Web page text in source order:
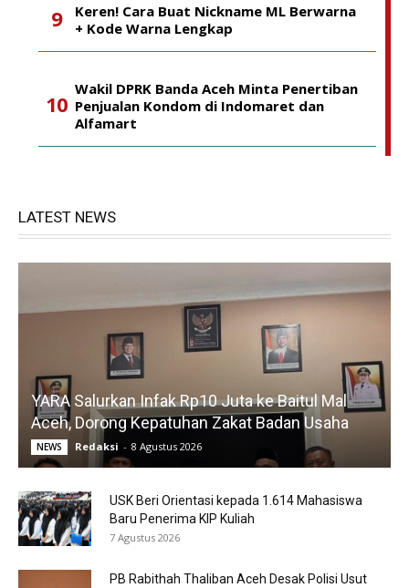
Keren! Cara Buat Nickname ML Berwarna
+ Kode Warna Lengkap
Wakil DPRK Banda Aceh Minta Penertiban
Penjualan Kondom di Indomaret dan
Alfamart
LATEST NEWS
YARA Salurkan Infak Rp10 Juta ke Baitul Mal
Aceh, Dorong Kepatuhan Zakat Badan Usaha
NEWS Redaksi - 8 Agustus 2026
USK Beri Orientasi kepada 1.614 Mahasiswa
Baru Penerima KIP Kuliah
7 Agustus 2026
PB Rabithah Thaliban Aceh Desak Polisi Usut